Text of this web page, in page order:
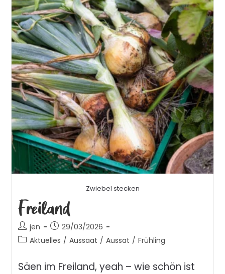
Zwiebel stecken
Freiland
jen
29/03/2026
Aktuelles / Aussaat / Aussat / Frühling
Säen im Freiland, yeah – wie schön ist